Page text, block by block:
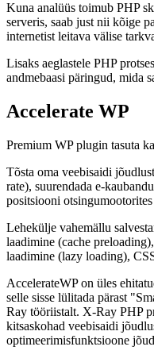
Kuna analüüs toimub PHP
serveris, saab just nii kõige
internetist leitava välise
Lisaks aeglastele PHP
andmebaasi päringud, mida
Accelerate WP
Premium WP plugin tasuta
Tõsta oma veebisaidi
rate), suurendada e-
positsiooni
Lehekülje vahemällu
laadimine (cache
laadimine (lazy loading),
AccelerateWP on üles
selle sisse lülitada pärast
Ray tööriistalt. X-Ray PHP
kitsaskohad veebisaidi
optimeerimisfunktsioone